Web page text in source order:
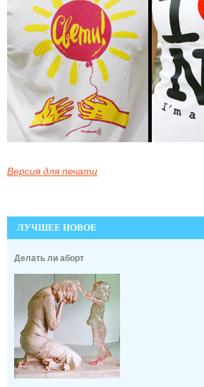
Версия для печати
ЛУЧШЕЕ НОВОЕ
Делать ли аборт